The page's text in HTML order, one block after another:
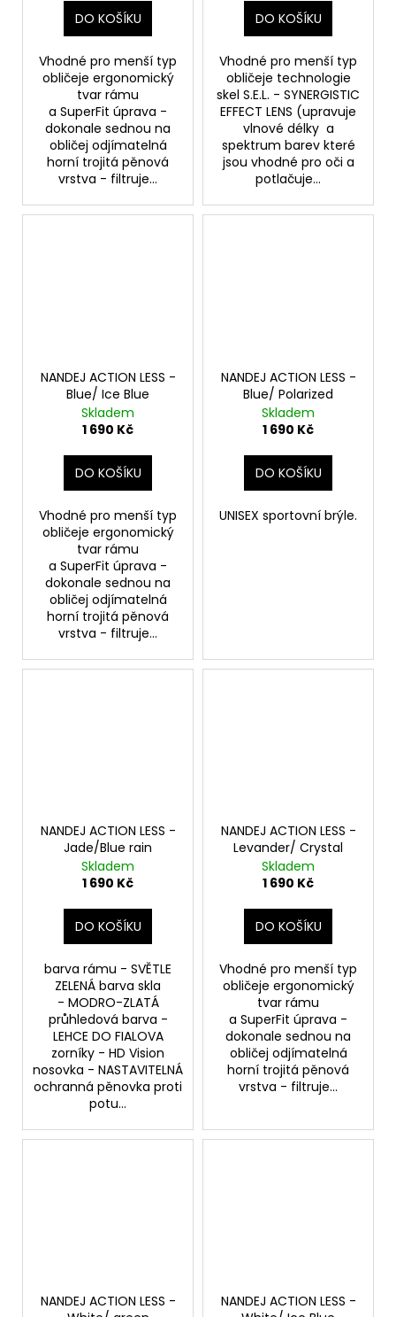
DO KOŠÍKU
Vhodné pro menší typ
obličeje ergonomický
tvar rámu
a SuperFit úprava -
dokonale sednou na
obličej odjímatelná
horní trojitá pěnová
vrstva - filtruje...
DO KOŠÍKU
Vhodné pro menší typ
obličeje technologie
skel S.E.L. - SYNERGISTIC
EFFECT LENS (upravuje
vlnové délky a
spektrum barev které
jsou vhodné pro oči a
potlačuje...
NANDEJ ACTION LESS -
Blue/ Ice Blue
Skladem
1 690 Kč
DO KOŠÍKU
Vhodné pro menší typ
obličeje ergonomický
tvar rámu
a SuperFit úprava -
dokonale sednou na
obličej odjímatelná
horní trojitá pěnová
vrstva - filtruje...
NANDEJ ACTION LESS -
Blue/ Polarized
Skladem
1 690 Kč
DO KOŠÍKU
UNISEX sportovní brýle.
NANDEJ ACTION LESS -
Jade/Blue rain
Skladem
1 690 Kč
DO KOŠÍKU
barva rámu - SVĚTLE
ZELENÁ barva skla
- MODRO-ZLATÁ
průhledová barva -
LEHCE DO FIALOVA
zorníky - HD Vision
nosovka - NASTAVITELNÁ
ochranná pěnovka proti
potu...
NANDEJ ACTION LESS -
Levander/ Crystal
Skladem
1 690 Kč
DO KOŠÍKU
Vhodné pro menší typ
obličeje ergonomický
tvar rámu
a SuperFit úprava -
dokonale sednou na
obličej odjímatelná
horní trojitá pěnová
vrstva - filtruje...
NANDEJ ACTION LESS -
NANDEJ ACTION LESS -